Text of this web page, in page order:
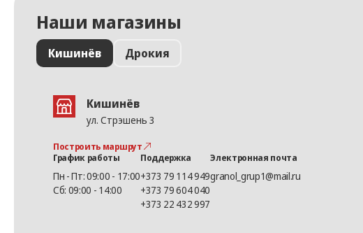
Наши магазины
Кишинёв Дрокия
Кишинёв
ул. Стрэшень 3
Построить маршрут
График работы
Пн - Пт: 09:00 - 17:00
Сб: 09:00 - 14:00
Поддержка
+373 79 114 949
+373 79 604 040
+373 22 432 997
Электронная почта
granol_grup1@mail.ru